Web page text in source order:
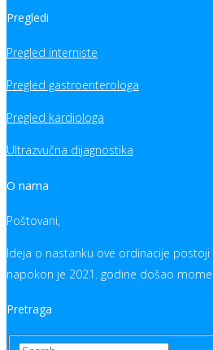
Pregledi
Pregled interniste
Pregled gastroenterologa
Pregled kardiologa
Ultrazvučna dijagnostika
O nama
Poštovani,
Ideja o nastanku ove ordinacije postoji
napokon je 2021. godine došao
Pretraga